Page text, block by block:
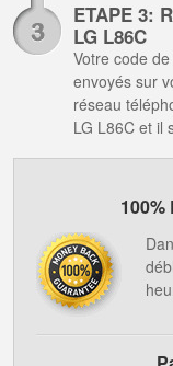
ETAPE 3:
LG L86C
Votre code
envoyés sur
réseau
LG L86C et il